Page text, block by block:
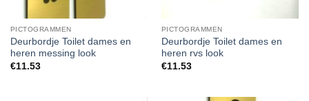
PICTOGRAMMEN
Deurbordje Toilet dames en
heren messing look
€11.53
PICTOGRAMMEN
Deurbordje Toilet dames en
heren rvs look
€11.53